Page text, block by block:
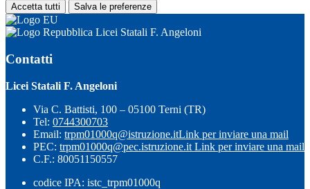
Accetta tutti Salva le preferenze
Licei Statali F. Angeloni
Contatti
Licei Statali F. Angeloni
Via C. Battisti, 100 – 05100 Terni (TR)
Tel: 0744300703
Email: trpm01000q@istruzione.itLink per inviare una mail
PEC: trpm01000q@pec.istruzione.it Link per inviare una mail
C.F.: 80051150557
codice IPA: istc_trpm01000q